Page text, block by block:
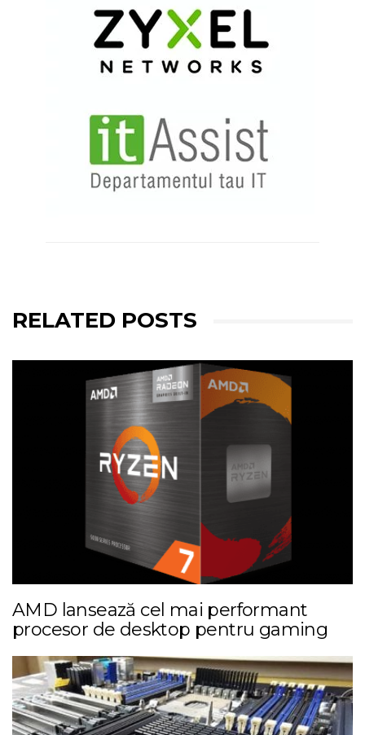
RELATED POSTS
AMD lansează cel mai performant
procesor de desktop pentru gaming